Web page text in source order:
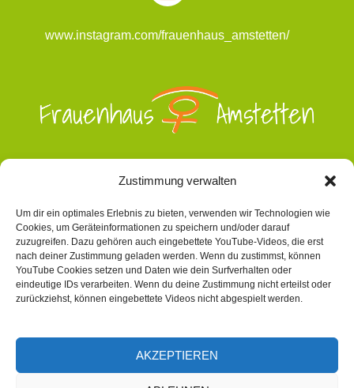
Zustimmung verwalten
Um dir ein optimales Erlebnis zu bieten, verwenden wir Technologien wie
Cookies, um Geräteinformationen zu speichern und/oder darauf
zuzugreifen. Dazu gehören auch eingebettete YouTube-Videos, die erst
nach deiner Zustimmung geladen werden. Wenn du zustimmst, können
YouTube Cookies setzen und Daten wie dein Surfverhalten oder
eindeutige IDs verarbeiten. Wenn du deine Zustimmung nicht erteilst oder
zurückziehst, können eingebettete Videos nicht abgespielt werden.
AKZEPTIEREN
www.instagram.com/frauenhaus_amstetten/
IBAN: AT30 3202 5000 0008 6330
Ihre Spende an das Frauenhaus Amstetten ist
steuerlich absetzbar! Für die Übermittlung ans
Finanzamt geben Sie bitte Ihren Vor- und